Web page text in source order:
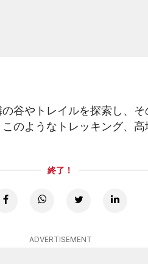
谷やトレイルを探索し、
のようなトレッキング、
終了！
ADVERTISEMENT